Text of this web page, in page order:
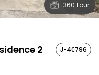
360 Tour
2
J-40796